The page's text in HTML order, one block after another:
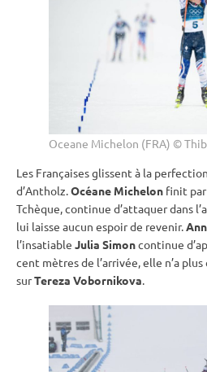
Oceane Michelon (FRA) ©
Les Françaises glissent à la
d’Antholz.Océane Michelon finit par
Tchèque, continue d’attaquer dans
lui laisse aucun espoir de revenir.
l’insatiable Julia Simoncontinue
cent mètres de l’arrivée, elle n’a
surTereza Vobornikova.